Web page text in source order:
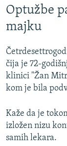
Optužbe
majku
čija je 72-
klinici "Žan
kom je bila
Kaže da je
izložen nizu
samih lekara.